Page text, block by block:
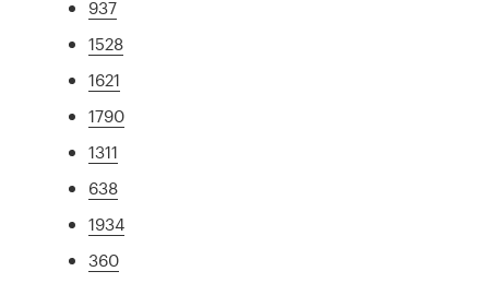
937
1528
1621
1790
1311
638
1934
360